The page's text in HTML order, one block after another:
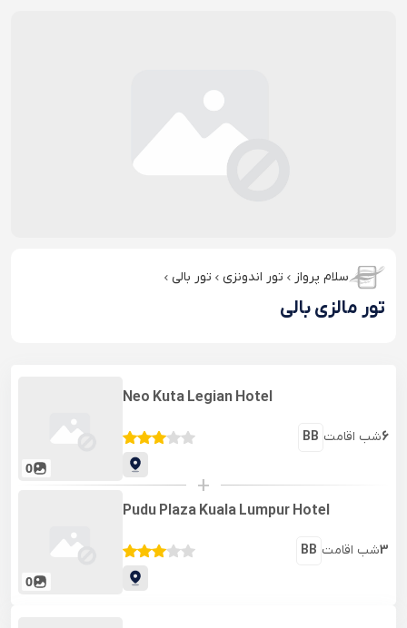
سلام پرواز تور اندونزی تور بالی
تور مالزی بالی
0
Neo Kuta Legian Hotel
BB شب اقامت6
+
0
Pudu Plaza Kuala Lumpur Hotel
BB شب اقامت3